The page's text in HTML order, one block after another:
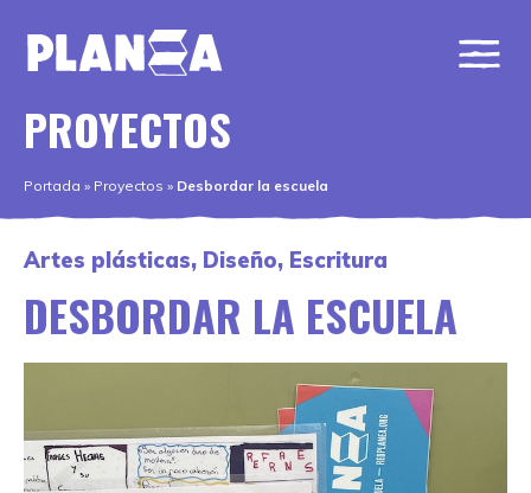
PROYECTOS
Portada » Proyectos » Desbordar la escuela
Artes plásticas, Diseño, Escritura
DESBORDAR LA ESCUELA